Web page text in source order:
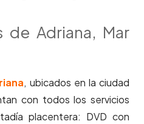
de Adriana, Mar
, ubicados en la ciudad
con todos los servicios
placentera: DVD con